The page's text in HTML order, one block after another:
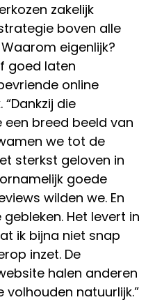
zakelijk
boven alle
eigenlijk?
goed laten
online
die
breed beeld van
we tot de
sterkst geloven in
goede
wilden we. En
Het levert in
ik bijna niet snap
inzet. De
halen anderen
volhouden natuurlijk.”